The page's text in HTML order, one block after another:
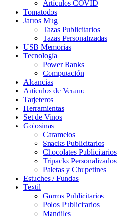
Artículos COVID
Tomatodos
Jarros Mug
Tazas Publicitarios
Tazas Personalizadas
USB Memorias
Tecnología
Power Banks
Computación
Alcancias
Artículos de Verano
Tarjeteros
Herramientas
Set de Vinos
Golosinas
Caramelos
Snacks Publicitarios
Chocolates Publicitarios
Tripacks Personalizados
Paletas y Chupetines
Estuches / Fundas
Textil
Gorros Publicitarios
Polos Publicitarios
Mandiles